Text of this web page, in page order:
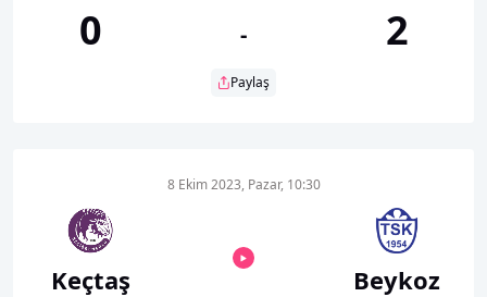
0 -
Paylaş
2
Keçtaş
8 Ekim 2023, Pazar, 10:30
Beykoz